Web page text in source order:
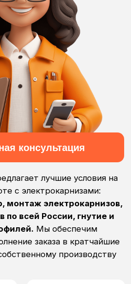
производству
Доставка заказов
по всей России
Подробнее
Бесплатный
замер
услугу?